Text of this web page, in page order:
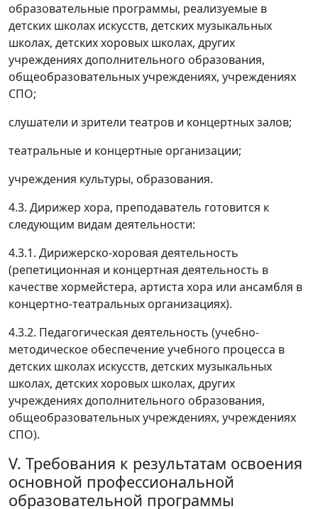
образовательные программы, реализуемые в
детских школах искусств, детских музыкальных
школах, детских хоровых школах, других
учреждениях дополнительного образования,
общеобразовательных учреждениях, учреждениях
СПО;
слушатели и зрители театров и концертных залов;
театральные и концертные организации;
учреждения культуры, образования.
4.3. Дирижер хора, преподаватель готовится к
следующим видам деятельности:
4.3.1. Дирижерско-хоровая деятельность
(репетиционная и концертная деятельность в
качестве хормейстера, артиста хора или ансамбля в
концертно-театральных организациях).
4.3.2. Педагогическая деятельность (учебно-
методическое обеспечение учебного процесса в
детских школах искусств, детских музыкальных
школах, детских хоровых школах, других
учреждениях дополнительного образования,
общеобразовательных учреждениях, учреждениях
СПО).
V. Требования к результатам освоения
основной профессиональной
образовательной программы